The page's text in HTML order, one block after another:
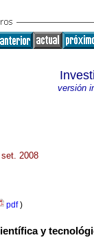
versión
2008
pdf)
y